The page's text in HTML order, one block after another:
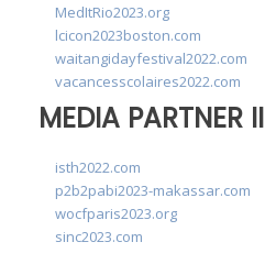
MedItRio2023.org
lcicon2023boston.com
waitangidayfestival2022.com
vacancesscolaires2022.com
MEDIA PARTNER II
isth2022.com
p2b2pabi2023-makassar.com
wocfparis2023.org
sinc2023.com